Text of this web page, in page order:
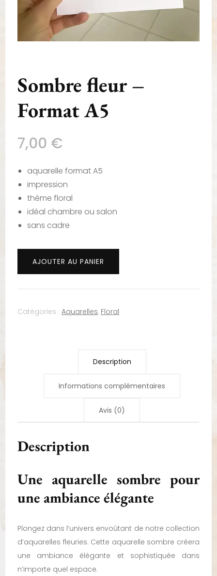
Sombre fleur –
Format A5
7,00 €
aquarelle format A5
impression
thème floral
idéal chambre ou salon
sans cadre
quantité
Sombre
fleur
Format
AJOUTER AU PANIER
Catégories :Aquarelles, Floral
Description
Informations complémentaires
Avis (0)
Description
Une aquarelle sombre pour
une ambiance élégante
Plongez dans l’univers envoûtant de notre collection
d’aquarelles fleuries. Cette aquarelle sombre créera
une ambiance élégante et sophistiquée dans
n’importe quel espace.